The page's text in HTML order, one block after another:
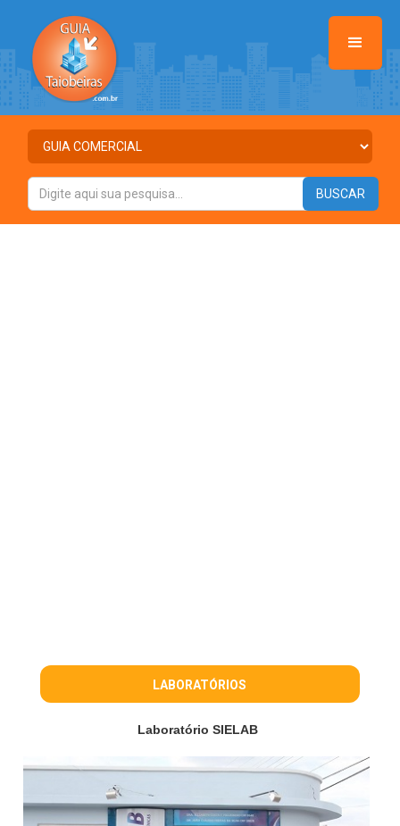
LABORATÓRIOS
Laboratório SIELAB